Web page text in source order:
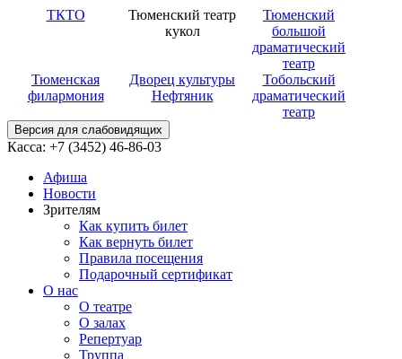
ТКТО
Тюменский театр
кукол
Тюменский
большой
драматический
театр
Тюменская
филармония
Дворец культуры
Нефтяник
Тобольский
драматический
театр
Версия для слабовидящих
Касса: +7 (3452) 46-86-03
Афиша
Новости
Зрителям
Как купить билет
Как вернуть билет
Правила посещения
Подарочный сертификат
О нас
О театре
О залах
Репертуар
Труппа